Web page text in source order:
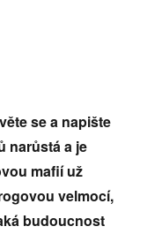
se a napište
narůstá a je
mafií už
velmocí,
budoucnost